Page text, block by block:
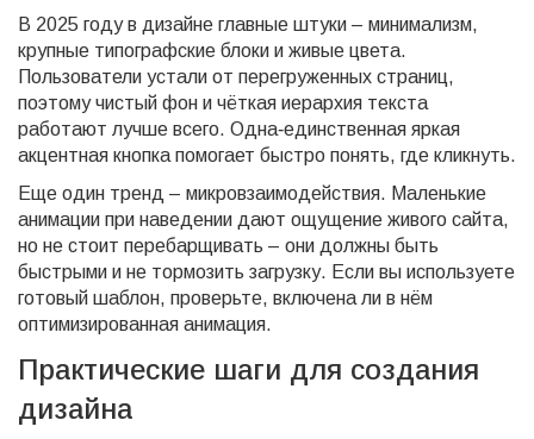
В 2025 году в дизайне главные штуки – минимализм,
крупные типографские блоки и живые цвета.
Пользователи устали от перегруженных страниц,
поэтому чистый фон и чёткая иерархия текста
работают лучше всего. Одна‑единственная яркая
акцентная кнопка помогает быстро понять, где кликнуть.
Еще один тренд – микровзаимодействия. Маленькие
анимации при наведении дают ощущение живого сайта,
но не стоит перебарщивать – они должны быть
быстрыми и не тормозить загрузку. Если вы используете
готовый шаблон, проверьте, включена ли в нём
оптимизированная анимация.
Практические шаги для создания
дизайна